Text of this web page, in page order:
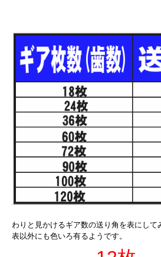
わりと見かけるギア数の送り角を表にして
表以外にも色いろ有るようです。